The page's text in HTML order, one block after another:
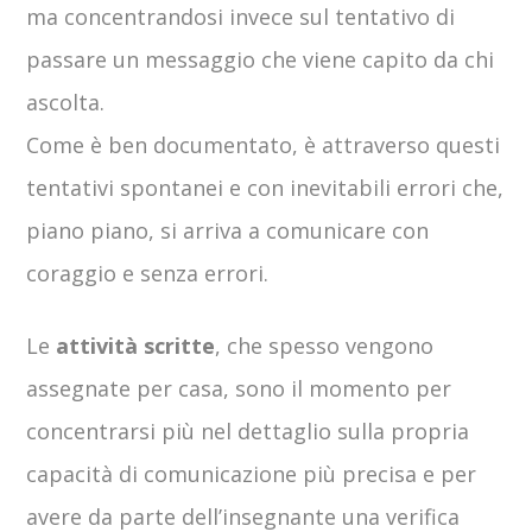
ma concentrandosi invece sul tentativo di
passare un messaggio che viene capito da chi
ascolta.
Come è ben documentato, è attraverso questi
tentativi spontanei e con inevitabili errori che,
piano piano, si arriva a comunicare con
coraggio e senza errori.
Le attività scritte, che spesso vengono
assegnate per casa, sono il momento per
concentrarsi più nel dettaglio sulla propria
capacità di comunicazione più precisa e per
avere da parte dell’insegnante una verifica